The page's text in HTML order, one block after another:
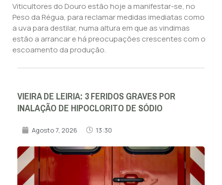
Viticultores do Douro estão hoje a manifestar-se, no
Peso da Régua, para reclamar medidas imediatas como
a uva para destilar, numa altura em que as vindimas
estão a arrancar e há preocupações crescentes com o
escoamento da produção.
VIEIRA DE LEIRIA: 3 FERIDOS GRAVES POR
INALAÇÃO DE HIPOCLORITO DE SÓDIO
Agosto 7, 2026 13:30